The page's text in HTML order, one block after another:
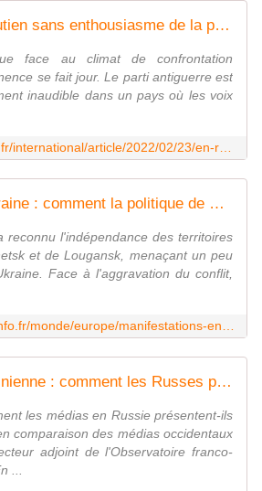
En Russie, le soutien sans enthousiasme de la population à Vladimir Poutine
face au climat de confrontation
se fait jour. Le parti antiguerre est
inaudible dans un pays où les voix
Crise Russie-Ukraine : comment la politique de Vladimir Poutine est-elle perçue par la population russe ?
reconnu l'indépendance des territoires
et de Lougansk, menaçant un peu
Face à l'aggravation du conflit,
Crise russo-ukrainienne : comment les Russes perçoivent-ils l'escalade des tensions ?
les médias en Russie présentent-ils
comparaison des médias occidentaux
adjoint de l'Observatoire franco-
...